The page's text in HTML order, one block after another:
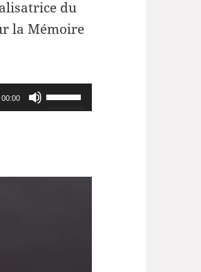
du
la Mémoire
00:00
Utilisez
les
pour